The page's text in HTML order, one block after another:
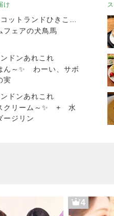
け
フェアの犬鳥馬
ンドンあれこれ
ん～✨ わーい、サボ
実
ンドンあれこれ
クリーム～✨ + 水
ージリン
4